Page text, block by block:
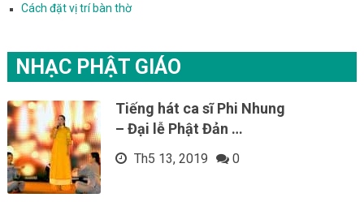
Cách đặt vị trí bàn thờ
NHẠC PHẬT GIÁO
Tiếng hát ca sĩ Phi Nhung
– Đại lễ Phật Đản …
Th5 13, 2019 0